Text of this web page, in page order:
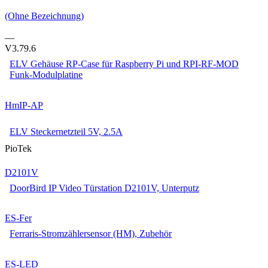
(Ohne Bezeichnung)
—
V3.79.6
ELV Gehäuse RP-Case für Raspberry Pi und RPI-RF-MOD
Funk-Modulplatine
HmIP-AP
ELV Steckernetzteil 5V, 2.5A
PioTek
D2101V
DoorBird IP Video Türstation D2101V, Unterputz
ES-Fer
Ferraris-Stromzählersensor (HM), Zubehör
ES-LED